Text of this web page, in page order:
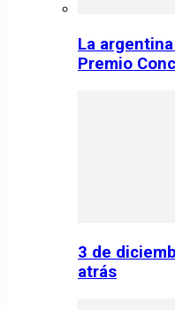
La
Premio
3 de
atrás